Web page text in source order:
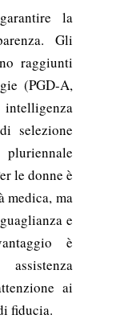
la
Gli
raggiunti
(PGD-A,
selezione
le donne è
medica, ma
e
è
ai
fiducia.